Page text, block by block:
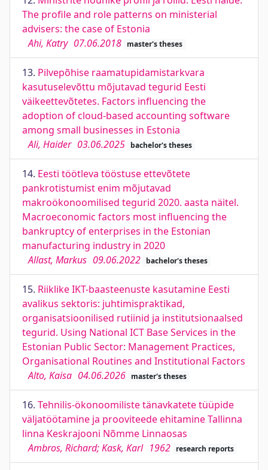
The profile and role patterns on ministerial
advisers: the case of Estonia
Ahi, Katry 07.06.2018 master's theses
13. Pilvepõhise raamatupidamistarkvara
kasutuselevõttu mõjutavad tegurid Eesti
väikeettevõtetes. Factors influencing the
adoption of cloud-based accounting software
among small businesses in Estonia
Ali, Haider 03.06.2025 bachelor's theses
14. Eesti töötleva tööstuse ettevõtete
pankrotistumist enim mõjutavad
makroökonoomilised tegurid 2020. aasta näitel.
Macroeconomic factors most influencing the
bankruptcy of enterprises in the Estonian
manufacturing industry in 2020
Allast, Markus 09.06.2022 bachelor's theses
15. Riiklike IKT-baasteenuste kasutamine Eesti
avalikus sektoris: juhtimispraktikad,
organisatsioonilised rutiinid ja institutsionaalsed
tegurid. Using National ICT Base Services in the
Estonian Public Sector: Management Practices,
Organisational Routines and Institutional Factors
Alto, Kaisa 04.06.2026 master's theses
16. Tehnilis-ökonoomiliste tänavkatete tüüpide
väljatöötamine ja prooviteede ehitamine Tallinna
linna Keskrajooni Nõmme Linnaosas
Ambros, Richard; Kask, Karl 1962 research reports